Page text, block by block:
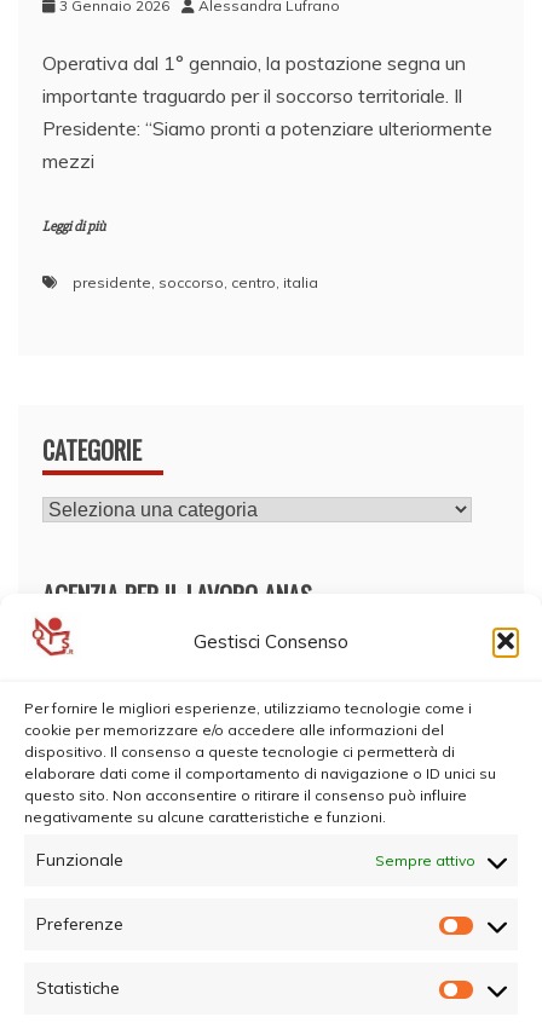
Gestisci Consenso
Per fornire le migliori esperienze, utilizziamo tecnologie come i
cookie per memorizzare e/o accedere alle informazioni del
dispositivo. Il consenso a queste tecnologie ci permetterà di
elaborare dati come il comportamento di navigazione o ID unici su
questo sito. Non acconsentire o ritirare il consenso può influire
negativamente su alcune caratteristiche e funzioni.
Funzionale Sempre attivo
Preferenze
Statistiche
3 Gennaio 2026 Alessandra Lufrano
​Operativa dal 1° gennaio, la postazione segna un
importante traguardo per il soccorso territoriale. Il
Presidente: “Siamo pronti a potenziare ulteriormente
mezzi
Leggi di più
presidente, soccorso, centro, italia
CATEGORIE
CATEGORIE
AGENZIA PER IL LAVORO ANAS